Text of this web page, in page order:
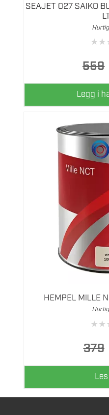
SEAJET 027 SAIKO
★★
559
Legg i
HEMPEL MILLE
★★
379